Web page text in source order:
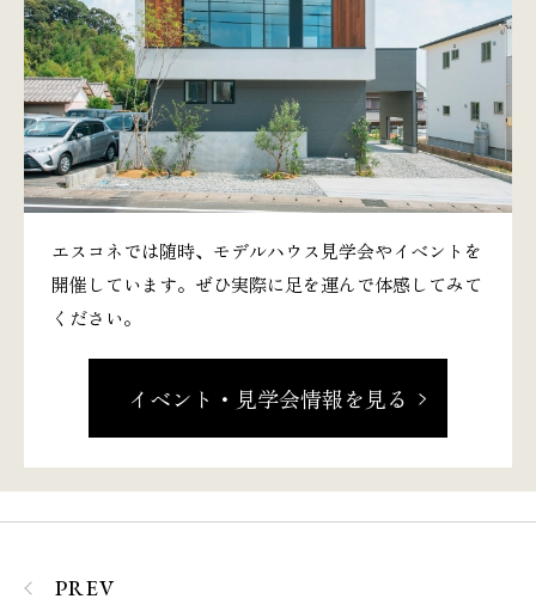
エスコネでは随時、モデルハウス見学会やイベントを
開催しています。ぜひ実際に足を運んで体感してみて
ください。
イベント・見学会情報を見る
PREV